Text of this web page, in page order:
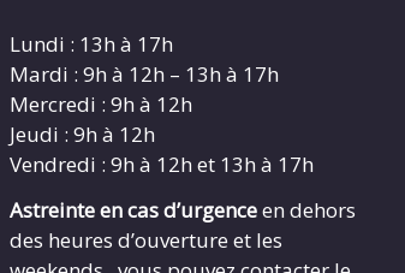
Lundi : 13h à 17h
Mardi : 9h à 12h – 13h à 17h
Mercredi : 9h à 12h
Jeudi : 9h à 12h
Vendredi : 9h à 12h et 13h à 17h
Astreinte en cas d’urgenceen dehors
des heures d’ouverture et les